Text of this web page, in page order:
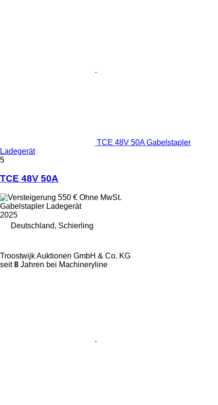
TCE 48V 50A Gabelstapler
Ladegerät
5
TCE 48V 50A
550 € Ohne MwSt.
Gabelstapler Ladegerät
2025
Deutschland, Schierling
Troostwijk Auktionen GmbH & Co. KG
seit8 Jahren bei Machineryline